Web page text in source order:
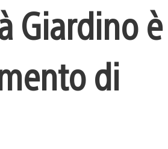
Giardino è
di